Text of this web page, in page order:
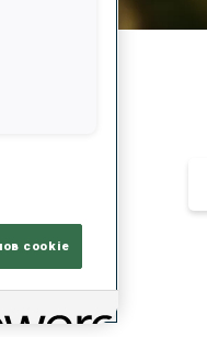
cookie